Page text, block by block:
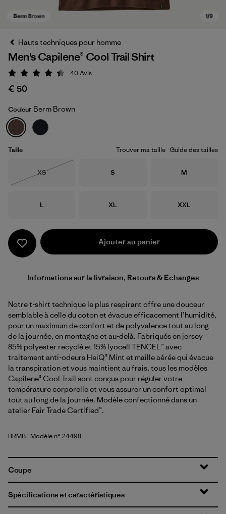
Berm Brown
Hauts techniques pour homme
Men's Capilene® Cool Trail Shirt
Évaluation: 4.4 / 5
40Avis
€ 50
Couleur Berm Brown
Taille Trouver ma taille Guide des tailles
Taille
XS
Taille
S Taille
M
Taille
L Taille
XL Taille
XXL
Ajouter au panier
Informations sur la livraison, Retours & Echanges
Notre t-shirt technique le plus respirant offre une douceur
semblable à celle du coton et évacue efficacement l’humidité,
pour un maximum de confort et de polyvalence tout au long
de la journée, en montagne et au-delà. Fabriqués en jersey
85% polyester recyclé et 15% lyocell TENCEL™ avec
traitement anti-odeurs HeiQ® Mint et maille aérée qui évacue
la transpiration et vous maintient au frais, tous les modèles
Capilene® Cool Trail sont conçus pour réguler votre
température corporelle et vous assurer un confort optimal
tout au long de la journée. Modèle confectionné dans un
atelier Fair Trade Certified™.
Berm Brown
BRMB | Modèle n° 24498
Coupe
Spécifications et caractéristiques